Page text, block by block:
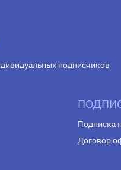
подписчиков
Подписка
Договор